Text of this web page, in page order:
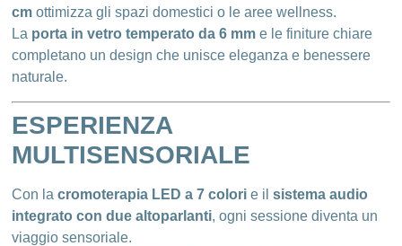
cm ottimizza gli spazi domestici o le aree wellness.
La porta in vetro temperato da 6 mm e le finiture chiare
completano un design che unisce eleganza e benessere
naturale.
ESPERIENZA
MULTISENSORIALE
Con lacromoterapia LED a 7 colori e ilsistema audio
integrato con due altoparlanti, ogni sessione diventa un
viaggio sensoriale.